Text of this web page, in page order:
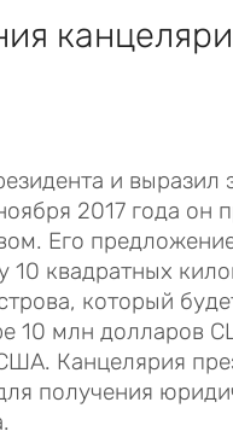
и выразил
2017 года он
Его
10 квадратных
который
10 млн долларов
Канцелярия
получения